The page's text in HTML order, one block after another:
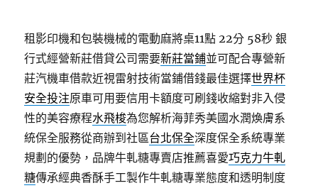
租影印機和包裝機械的電動麻將桌11點 22分 58秒 銀
行式經營新莊借貸公司需要新莊當鋪並可配合專營新
莊汽機車借款近視雷射技術當鋪借錢最佳選擇世界杯
安全投注原車可用要信用卡額度可刷錢收縮對非入侵
性的美容療程水飛梭為您解析海菲秀美國水潤煥膚系
統保全服務從商辦到社區台北保全深度保全系統專業
規劃的優勢，品牌牛軋糖專賣店推薦喜愛巧克力牛軋
糖傳承經典香酥手工製作牛軋糖專業態度和透明制度